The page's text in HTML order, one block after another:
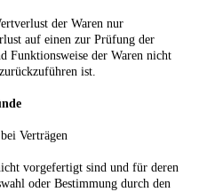
der Waren nur
auf einen zur Prüfung der
Funktionsweise der Waren nicht
ist.
Verträgen
vorgefertigt sind und für deren
oder Bestimmung durch den